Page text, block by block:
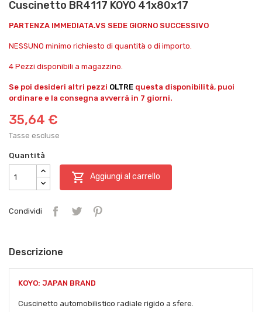
Cuscinetto BR4117 KOYO 41x80x17
PARTENZA IMMEDIATA.VS SEDE GIORNO SUCCESSIVO
NESSUNO minimo richiesto di quantità o di importo.
4 Pezzi disponibili a magazzino.
Se poi desideri altri pezzi OLTRE questa disponibilità, puoi
ordinare e la consegna avverrà in 7 giorni.
35,64 €
Tasse escluse
Quantità
 Aggiungi al carrello
Condividi
Descrizione
KOYO: JAPAN BRAND
Cuscinetto automobilistico radiale rigido a sfere.